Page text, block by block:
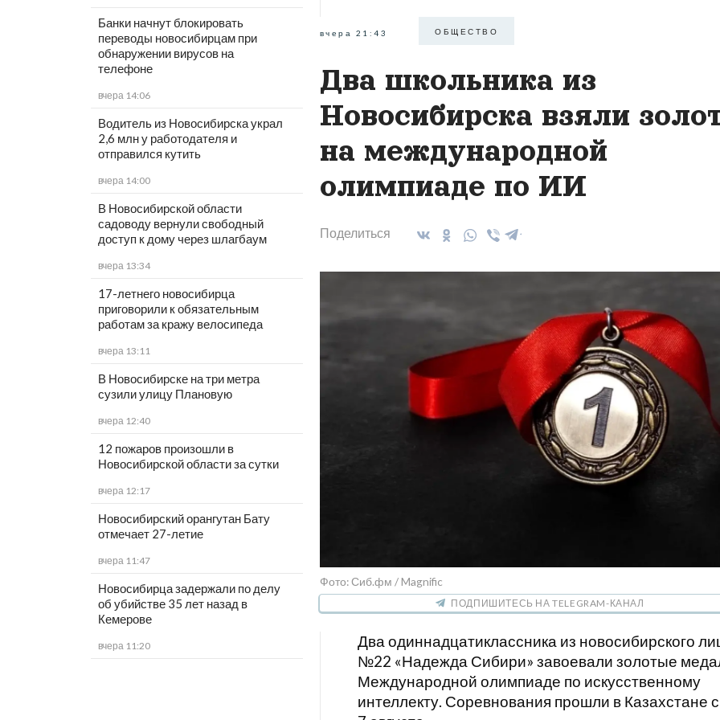
Банки начнут блокировать
переводы новосибирцам при
обнаружении вирусов на
телефоне
вчера 14:06
Водитель из Новосибирска украл
2,6 млн у работодателя и
отправился кутить
вчера 14:00
В Новосибирской области
садоводу вернули свободный
доступ к дому через шлагбаум
вчера 13:34
17-летнего новосибирца
приговорили к обязательным
работам за кражу велосипеда
вчера 13:11
В Новосибирске на три метра
сузили улицу Плановую
вчера 12:40
12 пожаров произошли в
Новосибирской области за сутки
вчера 12:17
Новосибирский орангутан Бату
отмечает 27-летие
вчера 11:47
Новосибирца задержали по делу
об убийстве 35 лет назад в
Кемерове
вчера 11:20
вчера 21:43 ОБЩЕСТВО
Два школьника из
Новосибирска взяли
на международной
олимпиаде по ИИ
Поделиться
Фото: Сиб.фм / Magnific
ПОДПИШИТЕСЬ НА TELEGRAM-КАНАЛ
Два одиннадцатиклассника из новосибирского
№22 «Надежда Сибири» завоевали золотые
Международной олимпиаде по искусственному
интеллекту. Соревнования прошли в Казахстане